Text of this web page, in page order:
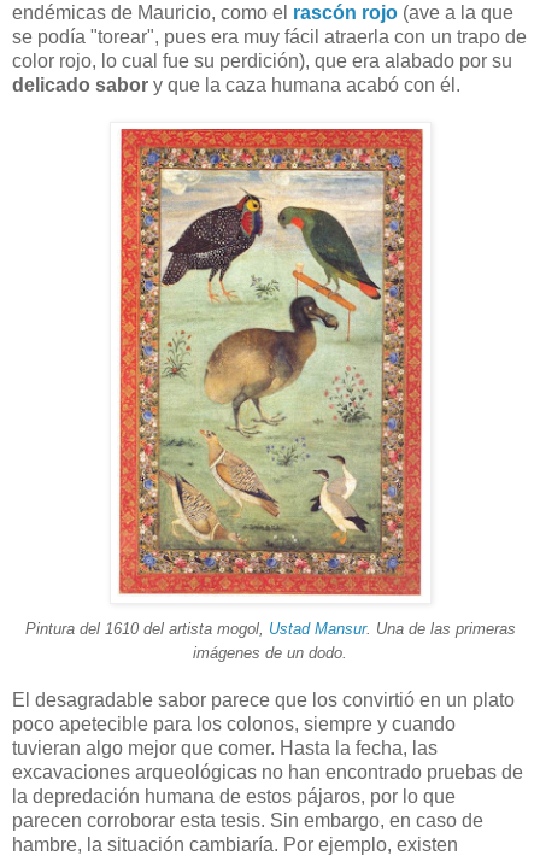
endémicas de Mauricio, como el rascón rojo (ave a la que
se podía "torear", pues era muy fácil atraerla con un trapo de
color rojo, lo cual fue su perdición), que era alabado por su
delicado sabor y que la caza humana acabó con él.
Pintura del 1610 del artista mogol, Ustad Mansur. Una de las primeras
imágenes de un dodo.
El desagradable sabor parece que los convirtió en un plato
poco apetecible para los colonos, siempre y cuando
tuvieran algo mejor que comer. Hasta la fecha, las
excavaciones arqueológicas no han encontrado pruebas de
la depredación humana de estos pájaros, por lo que
parecen corroborar esta tesis. Sin embargo, en caso de
hambre, la situación cambiaría. Por ejemplo, existen